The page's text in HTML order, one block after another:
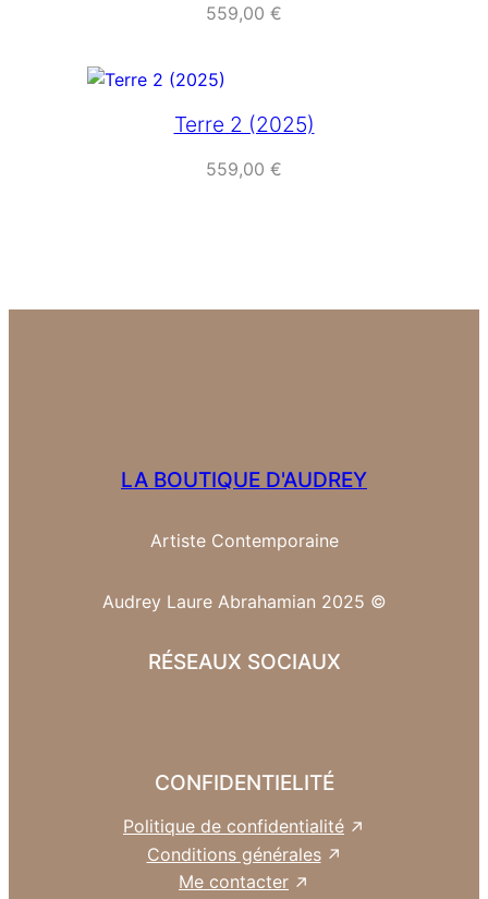
559,00 €
Terre 2 (2025)
559,00 €
LA BOUTIQUE D'AUDREY
Artiste Contemporaine
Audrey Laure Abrahamian 2025 ©
RÉSEAUX SOCIAUX
CONFIDENTIELITÉ
Politique de confidentialité
Conditions générales
Me contacter